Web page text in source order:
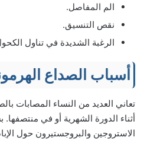
الم المفاصل.
نقص التنسيق.
الرغبة الشديدة في تناول
أسباب الصداع
تعاني العديد من النساء المصابات
أثناء الدورة الشهرية أو في
الاستروجين والبروجستيرون حول